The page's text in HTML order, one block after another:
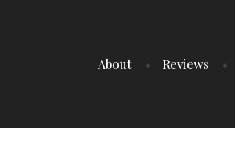
About Reviews